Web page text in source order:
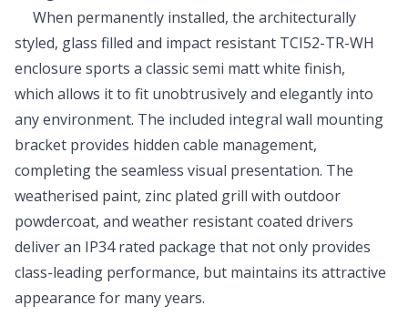
When permanently installed, the architecturally
styled, glass filled and impact resistant TCI52-TR-WH
enclosure sports a classic semi matt white finish,
which allows it to fit unobtrusively and elegantly into
any environment. The included integral wall mounting
bracket provides hidden cable management,
completing the seamless visual presentation. The
weatherised paint, zinc plated grill with outdoor
powdercoat, and weather resistant coated drivers
deliver an IP34 rated package that not only provides
class-leading performance, but maintains its attractive
appearance for many years.